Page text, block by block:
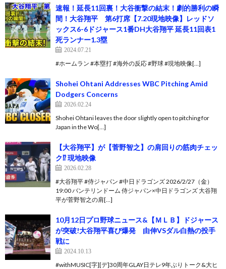
速報！延長11回裏！大谷衝撃の結末！劇的勝利の瞬
間！大谷翔平 第6打席【7.20現地映像】レッドソ
ックス6-6ドジャース1番DH大谷翔平 延長11回表1
死ランナー1.3塁
2024.07.21
#ホームラン #本塁打 #海外の反応 #野球 #現地映像[…]
Shohei Ohtani Addresses WBC Pitching Amid
Dodgers Concerns
2026.02.24
Shohei Ohtani leaves the door slightly open to pitching for
Japan in the Wo[…]
【大谷翔平】が【菅野智之】の肩回りの筋肉チェッ
ク⁉ 現地映像
2026.02.28
#大谷翔平 #侍ジャパン #中日ドラゴンズ 2026/2/27（金）
19:00 バンテリンドーム 侍ジャパン×中日ドラゴンズ 大谷翔
平が菅野智之の肩[…]
10月12日プロ野球ニュース&【ＭＬＢ】ドジャース
が突破!大谷翔平喜び爆発 由伸VSダル白熱の投手
戦に
2024.10.13
#withMUSIC[字][デ]30周年GLAY日テレ9年ぶりトーク&大ヒ